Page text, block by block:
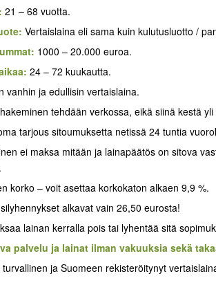
21 – 68 vuotta.
Vertaislaina eli sama kuin kulutusluotto /
1000 – 20.000 euroa.
24 – 72 kuukautta.
vanhin ja edullisin vertaislaina.
tehdään verkossa, eikä siinä kestä
tarjous sitoumuksetta netissä 24 tuntia
ei maksa mitään ja lainapäätös on sitova
korko – voit asettaa korkokaton alkaen 9,9 %.
alkavat vain 26,50 eurosta!
lainan kerralla pois tai lyhentää sitä
palvelu ja lainat ilman vakuuksia sekä
turvallinen ja Suomeen rekisteröitynyt